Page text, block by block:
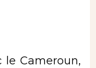
le Cameroun,